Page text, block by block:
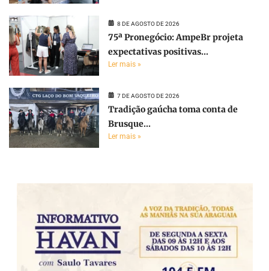
8 DE AGOSTO DE 2026
75ª Pronegócio: AmpeBr projeta
expectativas positivas...
Ler mais »
7 DE AGOSTO DE 2026
Tradição gaúcha toma conta de
Brusque...
Ler mais »